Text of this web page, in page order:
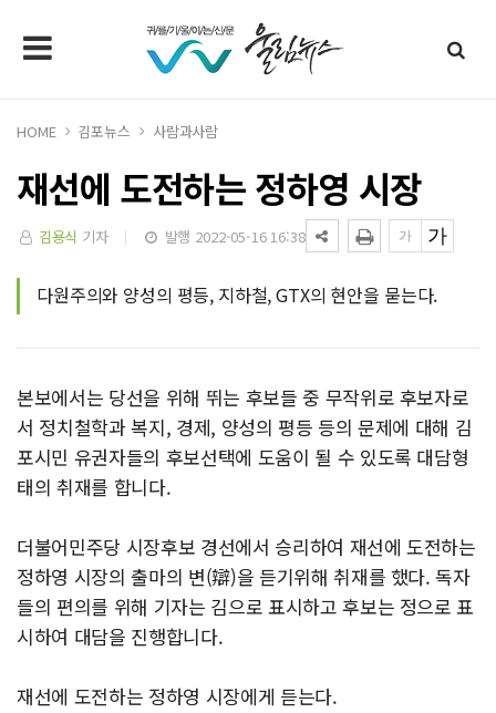
HOME 김포뉴스 사람과사람
재선에 도전하는 정하영 시장
김용식 기자 발행 2022-05-16 16:38
다원주의와 양성의 평등, 지하철, GTX의 현안을 묻는다.
본보에서는 당선을 위해 뛰는 후보들 중 무작위로 후보자로
서 정치철학과 복지, 경제, 양성의 평등 등의 문제에 대해 김
포시민 유권자들의 후보선택에 도움이 될 수 있도록 대담형
태의 취재를 합니다.
더불어민주당 시장후보 경선에서 승리하여 재선에 도전하는
정하영 시장의 출마의 변(辯)을 듣기위해 취재를 했다. 독자
들의 편의를 위해 기자는 김으로 표시하고 후보는 정으로 표
시하여 대담을 진행합니다.
재선에 도전하는 정하영 시장에게 듣는다.